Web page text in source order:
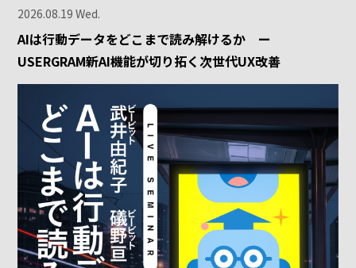
2026.08.19 Wed.
AIは行動データをどこまで読み解けるか ー
USERGRAM新AI機能が切り拓く次世代UX改善